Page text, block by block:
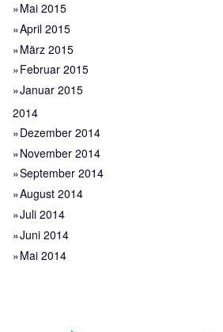
Mai 2015
April 2015
März 2015
Februar 2015
Januar 2015
2014
Dezember 2014
November 2014
September 2014
August 2014
Juli 2014
Juni 2014
Mai 2014